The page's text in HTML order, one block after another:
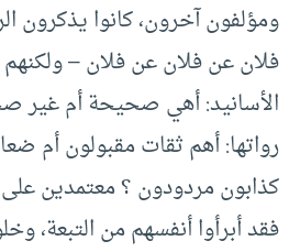
ومؤلفون آخرون، كانوا يذكرون
فلان عن فلان عن فلان –
الأسانيد: أهي صحيحة أم غير
رواتها: أهم ثقات مقبولون أم
كذابون مردودون ؟ معتمدين على
فقد أبرأوا أنفسهم من التبعة،